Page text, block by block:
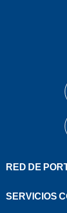
RED DE
SERVICIOS